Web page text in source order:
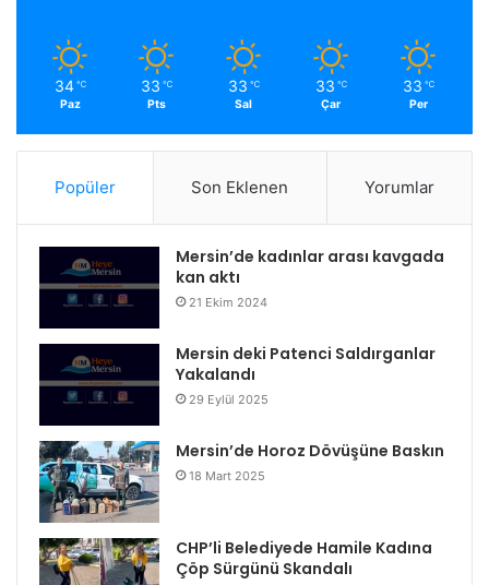
34 ℃
Paz
33 ℃
Pts
33 ℃
Sal
33 ℃
Çar
33 ℃
Per
Popüler Son Eklenen Yorumlar
Mersin’de kadınlar arası kavgada
kan aktı
21 Ekim 2024
Mersin deki Patenci Saldırganlar
Yakalandı
29 Eylül 2025
Mersin’de Horoz Dövüşüne Baskın
18 Mart 2025
CHP’li Belediyede Hamile Kadına
Çöp Sürgünü Skandalı